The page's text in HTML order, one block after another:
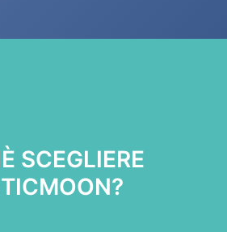
SCEGLIERE